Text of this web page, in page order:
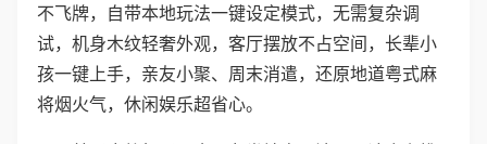
不飞牌，自带本地玩法一键设定模式，无需复杂调
试，机身木纹轻奢外观，客厅摆放不占空间，长辈小
孩一键上手，亲友小聚、周末消遣，还原地道粤式麻
将烟火气，休闲娱乐超省心。